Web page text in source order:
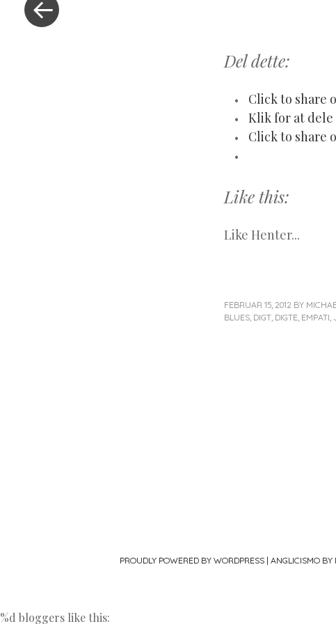
Del dette:
Click to share
Klik for at
Click to share
Like this:
Like Henter...
FEBRUAR 15, 2012 BY
BLUES DIGT DIGTE EMPATI
PROUDLY POWERED BY WORDPRESS | ANGLICISMO BY
%d bloggers like this: